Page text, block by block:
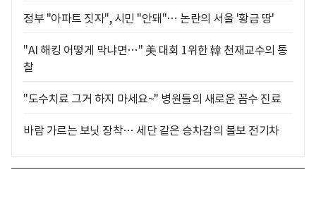
정부 "아파트 짓자", 시민 "안돼"… 논란의 서울 '황금 땅'
"AI 해킹 어떻게 막냐면…" 美 대회 1위한 韓 천재교수의 통
찰
"도수치료 그거 하지 마세요~" 병원들의 새로운 꼼수 진료
바람 가르는 보닛 장착… 세단 같은 승차감의 볼보 전기차